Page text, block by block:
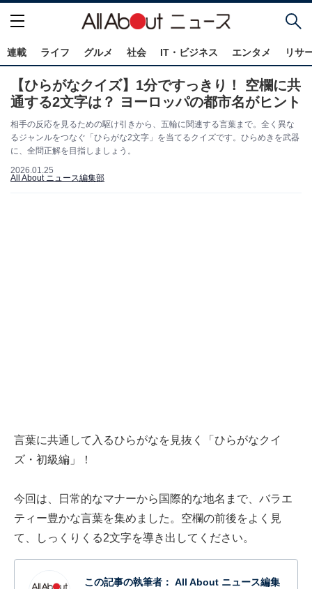
連載 ライフ グルメ 社会 IT・ビジネス エンタメ リサ
【ひらがなクイズ】1分ですっきり！ 空欄に共
通する2文字は？ ヨーロッパの都市名がヒント
相手の反応を見るための駆け引きから、五輪に関連する言葉まで。全く異な
るジャンルをつなぐ「ひらがな2文字」を当てるクイズです。ひらめきを武器
に、全問正解を目指しましょう。
2026.01.25
All About ニュース編集部
言葉に共通して入るひらがなを見抜く「ひらがなクイ
ズ・初級編」！
今回は、日常的なマナーから国際的な地名まで、バラエ
ティー豊かな言葉を集めました。空欄の前後をよく見
て、しっくりくる2文字を導き出してください。
この記事の執筆者： All About ニュース編集